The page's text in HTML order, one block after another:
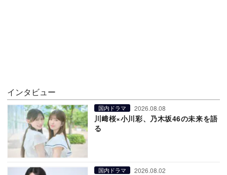
インタビュー
国内ドラマ 2026.08.08
川﨑桜×小川彩、乃木坂46の未来を語
る
国内ドラマ 2026.08.02